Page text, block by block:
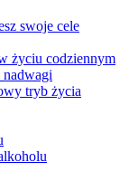
swoje cele
życiu codziennym
nadwagi
tryb życia